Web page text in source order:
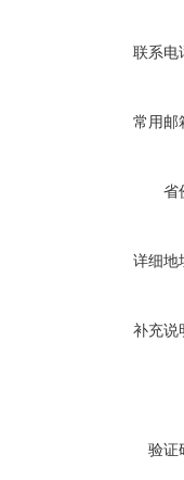
联系电
常用邮
省
详细地
补充说
验证